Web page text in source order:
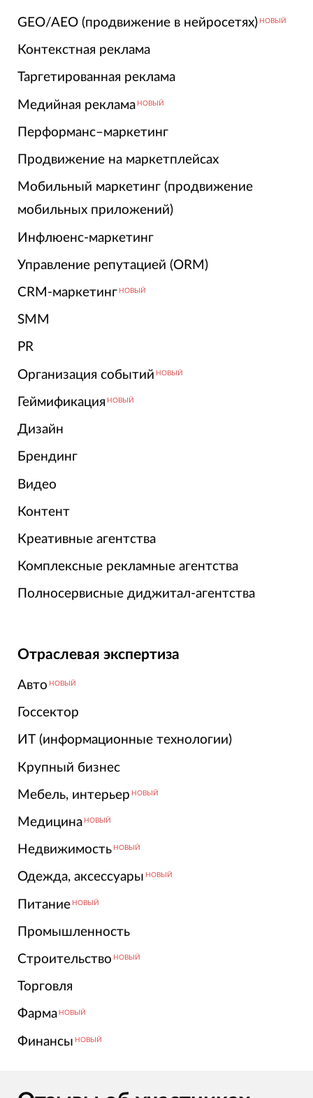
GEO/AEO (продвижение в нейросетях) НОВЫЙ
Контекстная реклама
Таргетированная реклама
Медийная реклама НОВЫЙ
Перформанс–маркетинг
Продвижение на маркетплейсах
Мобильный маркетинг (продвижение
мобильных приложений)
Инфлюенс-маркетинг
Управление репутацией (ORM)
CRM-маркетинг НОВЫЙ
SMM
PR
Организация событий НОВЫЙ
Геймификация НОВЫЙ
Дизайн
Брендинг
Видео
Контент
Креативные агентства
Комплексные рекламные агентства
Полносервисные диджитал-агентства
Отраслевая экспертиза
Авто НОВЫЙ
Госсектор
ИТ (информационные технологии)
Крупный бизнес
Мебель, интерьер НОВЫЙ
Медицина НОВЫЙ
Недвижимость НОВЫЙ
Одежда, аксессуары НОВЫЙ
Питание НОВЫЙ
Промышленность
Строительство НОВЫЙ
Торговля
Фарма НОВЫЙ
Финансы НОВЫЙ